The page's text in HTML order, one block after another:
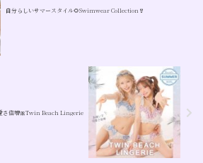
自分らしいサマースタイル🌻Swimwear Collection👙
さ倍増🎀Twin Beach Lingerie